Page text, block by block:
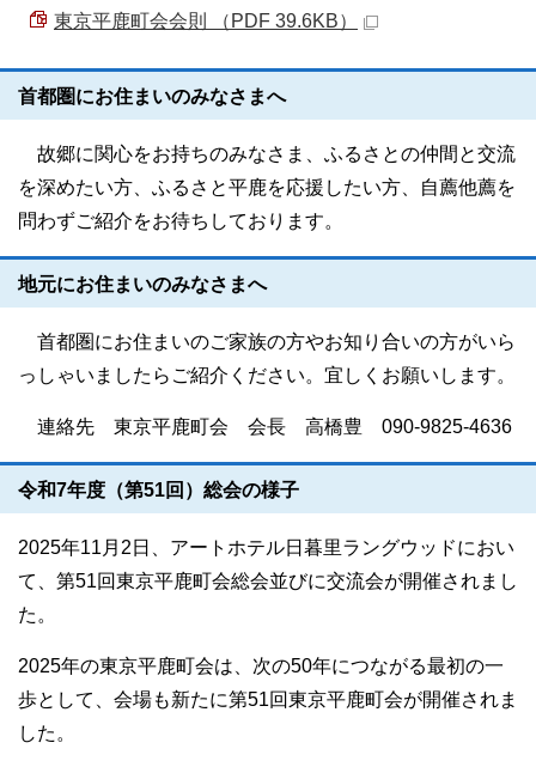
東京平鹿町会会則 （PDF 39.6KB）
首都圏にお住まいのみなさまへ
故郷に関心をお持ちのみなさま、ふるさとの仲間と交流
を深めたい方、ふるさと平鹿を応援したい方、自薦他薦を
問わずご紹介をお待ちしております。
地元にお住まいのみなさまへ
首都圏にお住まいのご家族の方やお知り合いの方がいら
っしゃいましたらご紹介ください。宜しくお願いします。
連絡先 東京平鹿町会 会長 高橋豊 090-9825-4636
令和7年度（第51回）総会の様子
2025年11月2日、アートホテル日暮里ラングウッドにおい
て、第51回東京平鹿町会総会並びに交流会が開催されまし
た。
2025年の東京平鹿町会は、次の50年につながる最初の一
歩として、会場も新たに第51回東京平鹿町会が開催されま
した。